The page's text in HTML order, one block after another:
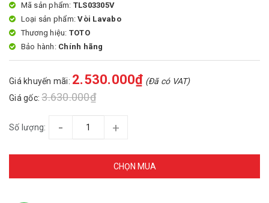
Mã sản phẩm: TLS03305V
Loại sản phẩm:Vòi Lavabo
Thương hiệu: TOTO
Bảo hành: Chính hãng
Giá khuyến mãi: 2.530.000₫ (Đã có VAT)
Giá gốc:3.630.000₫
Số lượng: - +
CHỌN MUA